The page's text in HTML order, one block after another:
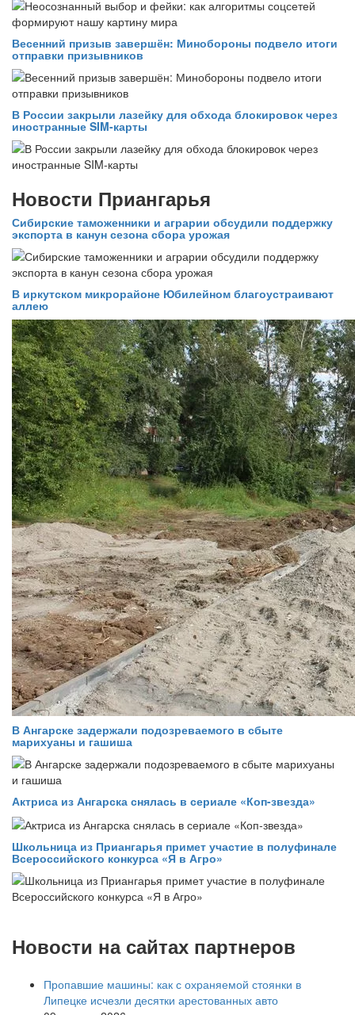
Весенний призыв завершён: Минобороны подвело итоги
отправки призывников
В России закрыли лазейку для обхода блокировок через
иностранные SIM-карты
Новости Приангарья
Сибирские таможенники и аграрии обсудили поддержку
экспорта в канун сезона сбора урожая
В иркутском микрорайоне Юбилейном благоустраивают
аллею
В Ангарске задержали подозреваемого в сбыте
марихуаны и гашиша
Актриса из Ангарска снялась в сериале «Коп-звезда»
Школьница из Приангарья примет участие в полуфинале
Всероссийского конкурса «Я в Агро»
Новости на сайтах партнеров
Пропавшие машины: как с охраняемой стоянки в
Липецке исчезли десятки арестованных авто